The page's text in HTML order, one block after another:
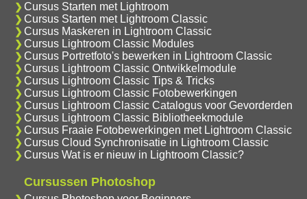
Cursus Starten met Lightroom
Cursus Starten met Lightroom Classic
Cursus Maskeren in Lightroom Classic
Cursus Lightroom Classic Modules
Cursus Portretfoto's bewerken in Lightroom Classic
Cursus Lightroom Classic Ontwikkelmodule
Cursus Lightroom Classic Tips & Tricks
Cursus Lightroom Classic Fotobewerkingen
Cursus Lightroom Classic Catalogus voor Gevorderden
Cursus Lightroom Classic Bibliotheekmodule
Cursus Fraaie Fotobewerkingen met Lightroom Classic
Cursus Cloud Synchronisatie in Lightroom Classic
Cursus Wat is er nieuw in Lightroom Classic?
Cursussen Photoshop